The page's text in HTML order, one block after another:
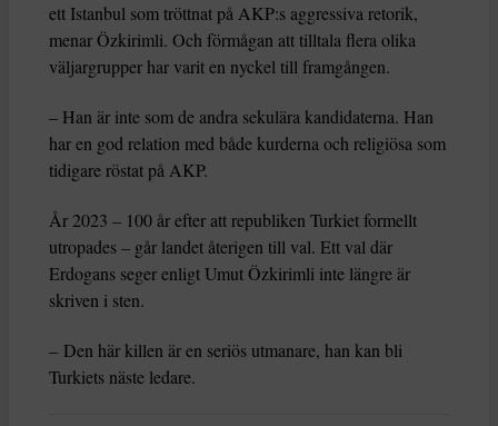
ett Istanbul som tröttnat på AKP:s aggressiva retorik,
menar Özkirimli. Och förmågan att tilltala flera olika
väljargrupper har varit en nyckel till framgången.
– Han är inte som de andra sekulära kandidaterna. Han
har en god relation med både kurderna och religiösa som
tidigare röstat på AKP.
År 2023 – 100 år efter att republiken Turkiet formellt
utropades – går landet återigen till val. Ett val där
Erdogans seger enligt Umut Özkirimli inte längre är
skriven i sten.
– Den här killen är en seriös utmanare, han kan bli
Turkiets näste ledare.